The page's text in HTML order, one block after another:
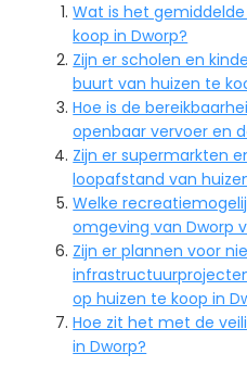
Wat is het
koop in Dworp?
Zijn er scholen en
buurt van huizen te
Hoe is de
openbaar vervoer en
Zijn er supermarkten
loopafstand van
Welke
omgeving van Dworp
Zijn er plannen voor
op huizen te koop in
Hoe zit het met de
in Dworp?